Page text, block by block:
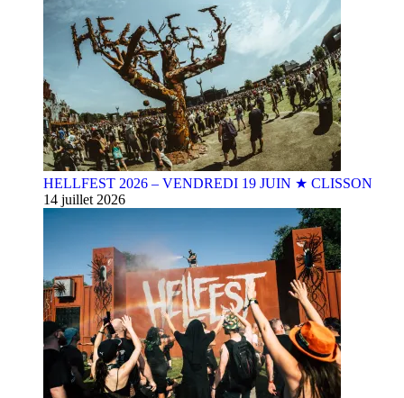
HELLFEST 2026 – VENDREDI 19 JUIN ★ CLISSON
14 juillet 2026